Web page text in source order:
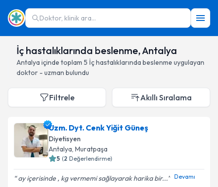
Doktor, klinik ara...
İç hastalıklarında beslenme, Antalya
Antalya içinde toplam 5 İç hastalıklarında beslenme uygulayan
doktor - uzman bulundu
Filtrele Akıllı Sıralama
Uzm. Dyt. Cenk Yiğit Güneş
Diyetisyen
Antalya, Muratpaşa
5 (2 Değerlendirme)
ay içerisinde , kg vermemi sağlayarak harika bir... Devamı